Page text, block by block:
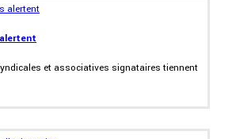
et associatives signataires tiennent